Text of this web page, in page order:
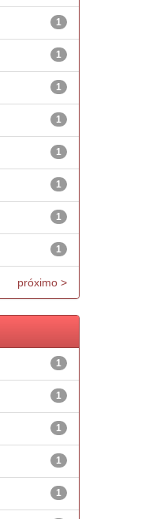
1
1
1
1
1
1
1
1
próximo >
1
1
1
1
1